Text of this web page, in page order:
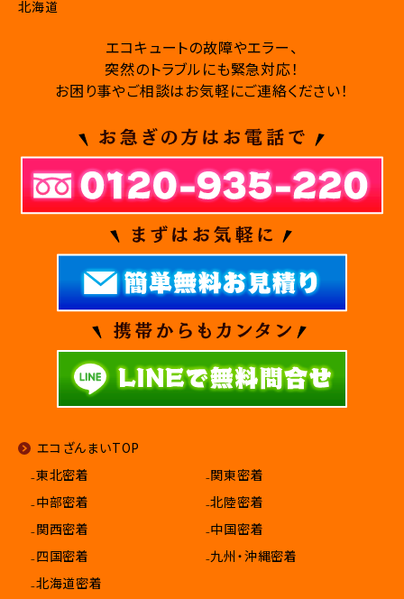
北海道
エコキュートの故障やエラー、
突然のトラブルにも緊急対応！
お困り事やご相談はお気軽にご連絡ください！
エコざんまいTOP
₋東北密着
₋関東密着
₋中部密着
₋北陸密着
₋関西密着
₋中国密着
₋四国密着
₋九州・沖縄密着
₋北海道密着